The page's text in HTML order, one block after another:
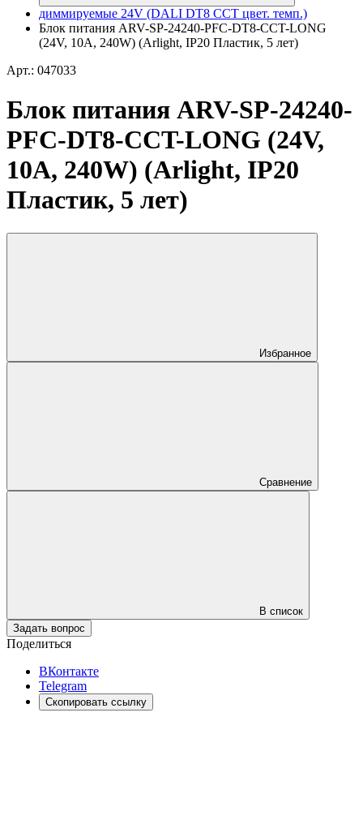
диммируемые 24V (DALI DT8 CCT цвет. темп.)
Блок питания ARV-SP-24240-PFC-DT8-CCT-LONG
(24V, 10A, 240W) (Arlight, IP20 Пластик, 5 лет)
Арт.: 047033
Блок питания ARV-SP-24240-
PFC-DT8-CCT-LONG (24V,
10A, 240W) (Arlight, IP20
Пластик, 5 лет)
Избранное
Сравнение
В список
Задать вопрос
Поделиться
ВКонтакте
Telegram
Скопировать ссылку